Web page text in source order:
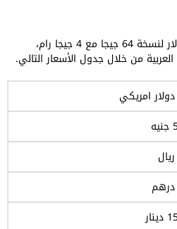
يبدأ سعر فيفو Y05 من 109 دولار لنسخة 64 جيجا مع 4 جيجا رام،
من خلال جدول الأسعار التالي.